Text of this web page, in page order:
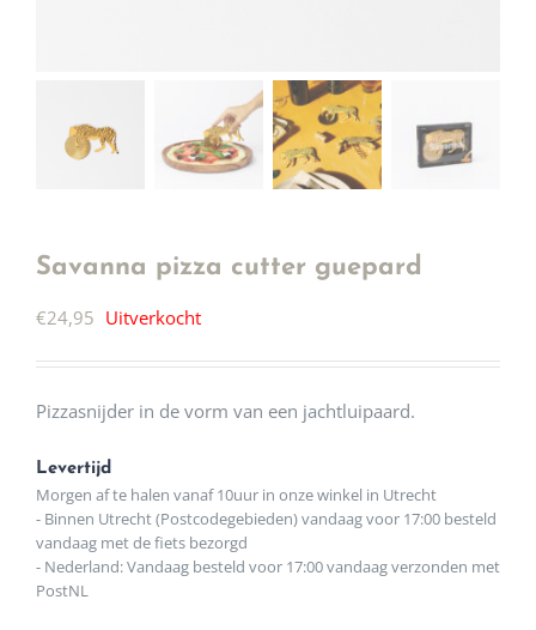
Savanna pizza cutter guepard
€24,95 Uitverkocht
Pizzasnijder in de vorm van een jachtluipaard.
Levertijd
Morgen af te halen vanaf 10uur in onze winkel in Utrecht
- Binnen Utrecht (Postcodegebieden) vandaag voor 17:00 besteld
vandaag met de fiets bezorgd
- Nederland: Vandaag besteld voor 17:00 vandaag verzonden met
PostNL